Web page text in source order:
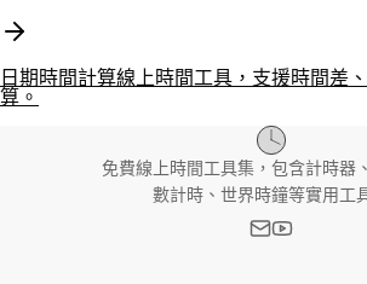
日期時間計算線上時間工具，支援時間差
算。
免費線上時間工具集，包含計時器
數計時、世界時鐘等實用工